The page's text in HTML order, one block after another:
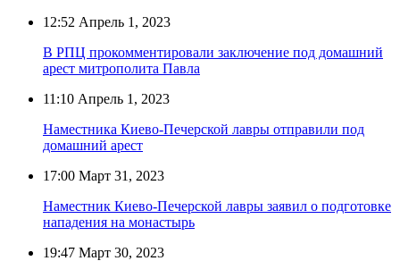
12:52 Апрель 1, 2023
В РПЦ прокомментировали заключение под домашний
арест митрополита Павла
11:10 Апрель 1, 2023
Наместника Киево-Печерской лавры отправили под
домашний арест
17:00 Март 31, 2023
Наместник Киево-Печерской лавры заявил о подготовке
нападения на монастырь
19:47 Март 30, 2023